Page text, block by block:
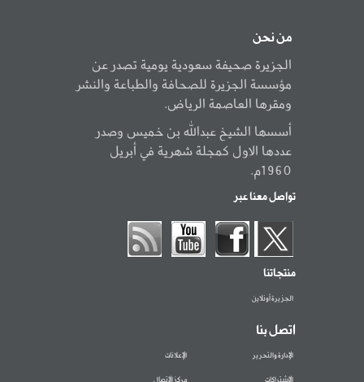
من نحن
الجزيرة صحيفة سعودية يومية تصدر عن
مؤسسة الجزيرة للصحافة والطباعة والنشر
ومقرها العاصمة الرياض.
أسسها الشيخ عبدالله بن خميس وصدر
عددها الاول كمجلة شهرية في أبريل
1960م.
تواصل معنا عبر
منتجاتنا
الجزيرة أونلاين
اتصل بنا
الإدارة والتحرير الإعلانات
الاشتراكات مركز الاتصال